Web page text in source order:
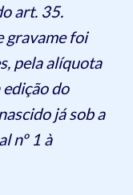
art. 35.
gravame foi
pela alíquota
edição do
já sob a
nº 1 à